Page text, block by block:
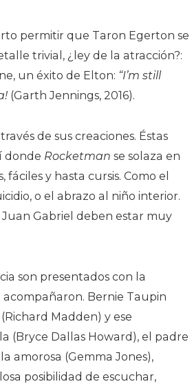
permitir que Taron Egerton se
trivial, ¿ley de la atracción?:
un éxito de Elton: “I’m still
(Garth Jennings, 2016).
de sus creaciones. Éstas
donde Rocketman se solaza en
y hasta cursis. Como el
o el abrazo al niño interior.
Gabriel deben estar muy
son presentados con la
Bernie Taupin
Madden) y ese
(Bryce Dallas Howard), el padre
amorosa (Gemma Jones),
posibilidad de escuchar,